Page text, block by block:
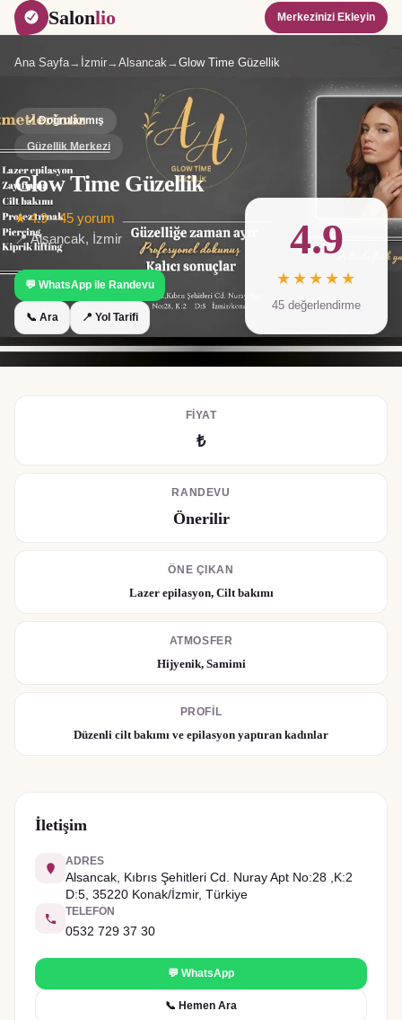
Salonlio Merkezinizi Ekleyin
Ana Sayfa→ İzmir→ Alsancak→ Glow Time Güzellik
✓ Doğrulanmış
Güzellik Merkezi
Glow Time Güzellik
★4.9·45 yorum
📍Alsancak, İzmir
💬 WhatsApp ile Randevu
📞 Ara 📍 Yol Tarifi
4.9
★★★★★
45 değerlendirme
FIYAT
₺
RANDEVU
Önerilir
ÖNE ÇIKAN
Lazer epilasyon, Cilt bakımı
ATMOSFER
Hijyenik, Samimi
PROFIL
Düzenli cilt bakımı ve epilasyon yaptıran kadınlar
İletişim
ADRES
Alsancak, Kıbrıs Şehitleri Cd. Nuray Apt No:28 ,K:2
D:5, 35220 Konak/İzmir, Türkiye
TELEFON
0532 729 37 30
💬 WhatsApp
📞 Hemen Ara